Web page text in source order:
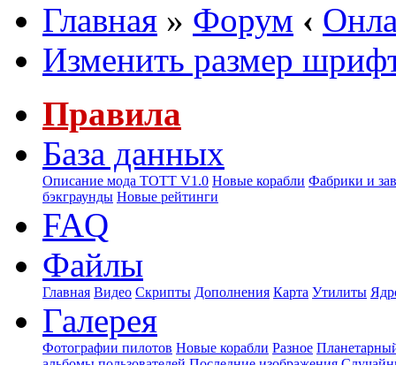
Главная » Форум ‹
Изменить размер
Правила
База данных
Описание мода ТОТТ V1.0 Новые корабли Фабрики и
бэкграунды Новые рейтинги
FAQ
Файлы
Главная Видео Скрипты Дополнения Карта Утилиты
Галерея
Фотографии пилотов Новые корабли Разное